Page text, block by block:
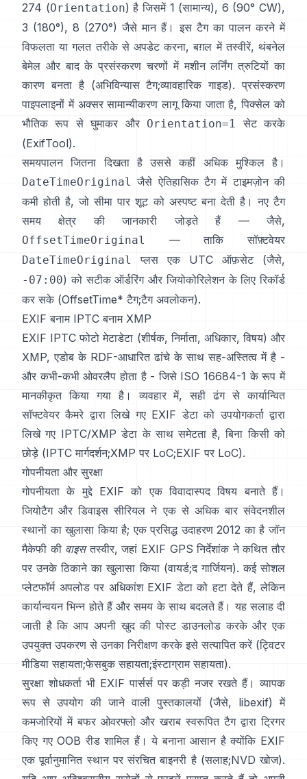
274 (Orientation) है जिसमें 1 (सामान्य), 6 (90° CW),
3 (180°), 8 (270°) जैसे मान हैं। इस टैग का पालन करने में
विफलता या गलत तरीके से अपडेट करना, बग़ल में तस्वीरें, थंबनेल
बेमेल और बाद के प्रसंस्करण चरणों में मशीन लर्निंग त्रुटियों का
कारण बनता है (अभिविन्यास टैग;व्यावहारिक गाइड). प्रसंस्करण
पाइपलाइनों में अक्सर सामान्यीकरण लागू किया जाता है, पिक्सेल को
भौतिक रूप से घुमाकर और Orientation=1 सेट करके
(ExifTool).
समयपालन जितना दिखता है उससे कहीं अधिक मुश्किल है।
DateTimeOriginal जैसे ऐतिहासिक टैग में टाइमज़ोन की
कमी होती है, जो सीमा पार शूट को अस्पष्ट बना देती है। नए टैग
समय क्षेत्र की जानकारी जोड़ते हैं — जैसे,
OffsetTimeOriginal — ताकि सॉफ़्टवेयर
DateTimeOriginal प्लस एक UTC ऑफ़सेट (जैसे,
-07:00) को सटीक ऑर्डरिंग और जियोकोरिलेशन के लिए रिकॉर्ड
कर सके (OffsetTime* टैग;टैग अवलोकन).
EXIF बनाम IPTC बनाम XMP
EXIF IPTC फोटो मेटाडेटा (शीर्षक, निर्माता, अधिकार, विषय) और
XMP, एडोब के RDF-आधारित ढांचे के साथ सह-अस्तित्व में है -
और कभी-कभी ओवरलैप होता है - जिसे ISO 16684-1 के रूप में
मानकीकृत किया गया है। व्यवहार में, सही ढंग से कार्यान्वित
सॉफ्टवेयर कैमरे द्वारा लिखे गए EXIF डेटा को उपयोगकर्ता द्वारा
लिखे गए IPTC/XMP डेटा के साथ समेटता है, बिना किसी को
छोड़े (IPTC मार्गदर्शन;XMP पर LoC;EXIF पर LoC).
गोपनीयता और सुरक्षा
गोपनीयता के मुद्दे EXIF को एक विवादास्पद विषय बनाते हैं।
जियोटैग और डिवाइस सीरियल ने एक से अधिक बार संवेदनशील
स्थानों का खुलासा किया है; एक प्रसिद्ध उदाहरण 2012 का है जॉन
मैकेफी की वाइसतस्वीर, जहां EXIF GPS निर्देशांक ने कथित तौर
पर उनके ठिकाने का खुलासा किया (वायर्ड;द गार्जियन). कई सोशल
प्लेटफॉर्म अपलोड पर अधिकांश EXIF डेटा को हटा देते हैं, लेकिन
कार्यान्वयन भिन्न होते हैं और समय के साथ बदलते हैं। यह सलाह दी
जाती है कि आप अपनी खुद की पोस्ट डाउनलोड करके और एक
उपयुक्त उपकरण से उनका निरीक्षण करके इसे सत्यापित करें (ट्विटर
मीडिया सहायता;फेसबुक सहायता;इंस्टाग्राम सहायता).
सुरक्षा शोधकर्ता भी EXIF पार्सर्स पर कड़ी नजर रखते हैं। व्यापक
रूप से उपयोग की जाने वाली पुस्तकालयों (जैसे, libexif) में
कमजोरियों में बफर ओवरफ्लो और खराब स्वरूपित टैग द्वारा ट्रिगर
किए गए OOB रीड शामिल हैं। ये बनाना आसान है क्योंकि EXIF
एक पूर्वानुमानित स्थान पर संरचित बाइनरी है (सलाह;NVD खोज).